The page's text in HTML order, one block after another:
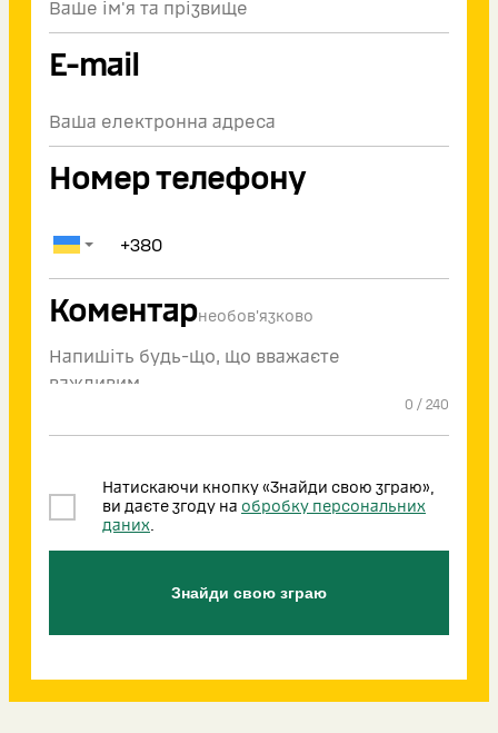
E-mail
Номер телефону
Коментарнеобов'язково
0 / 240
Натискаючи кнопку «Знайди свою зграю»,
ви даєте згоду на обробку персональних
даних.
Знайди свою зграю